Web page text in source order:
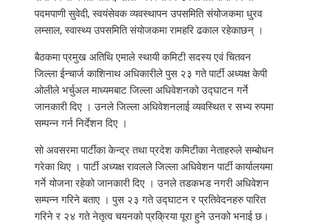
पदमपाणी सुवेदी, स्वयंसेवक व्यवस्थापन उपसमिति संयोजकमा धु्रव
लम्साल, स्वास्थ्य उपसमिति संयोजकमा रामहरि ढकाल रहेकाछन् ।
बैठकमा प्रमुख अतिथि एमाले स्थायी कमिटी सदस्य एवं चितवन
जिल्ला ईन्चार्ज काशिनाथ अधिकारीले पुस २३ गते पार्टी अध्यक्ष केपी
ओलीले भर्चुअल माध्यमबाट जिल्ला अधिवेशनको उद्घाटन गर्ने
जानकारी दिए । उनले जिल्ला अधिवेशनलाई व्यवस्थित र सभ्य रुपमा
सम्पन्न गर्न निर्देशन दिए ।
सो अवसरमा पार्टीका केन्द्र तथा प्रदेश कमिटीका नेताहरुले सम्बोधन
गरेका थिए । पार्टी अध्यक्ष रावलले जिल्ला अधिवेशन पार्टी कार्यालयमा
गर्ने योजना रहेको जानकारी दिए । उनले तडकभड नगरी अधिवेशन
सम्पन्न गरिने बताए । पुस २३ गते उद्घाटन र प्रतिवेदनहरु पारित
गरिने र २४ गते नेतृत्व चयनको प्रक्रिया पूरा हुने उनको भनाई छ।